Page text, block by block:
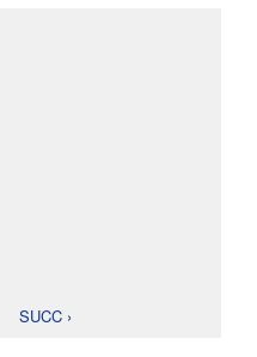
SUCC ›